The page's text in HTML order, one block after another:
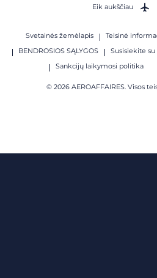
Svetainės žemėlapis
Teisinė
BENDROSIOS SĄLYGOS
Susisiekite
Sankcijų laikymosi politika
© 2026 AEROAFFAIRES. Visos
Eik aukščiau